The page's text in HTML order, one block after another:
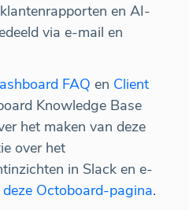
en AI-
via e-mail en
FAQ en Client
Knowledge Base
het maken van deze
over het
in Slack en e-
deze Octoboard-pagina.